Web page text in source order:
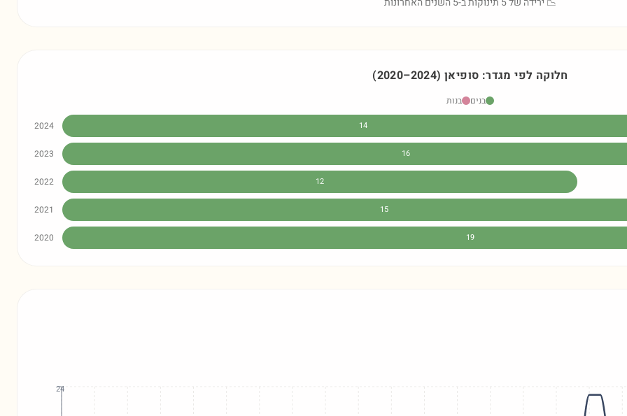
חלוקה לפי מגדר: סופיאן (2020–2024)
בנים
בנות
2024
14
2023 16
2022 12
2021 15
2020 19
24